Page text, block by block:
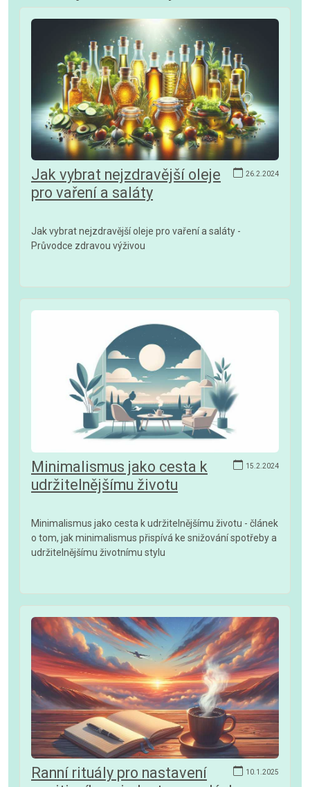
26.2.2024
Jak vybrat nejzdravější oleje
pro vaření a saláty
Jak vybrat nejzdravější oleje pro vaření a saláty -
Průvodce zdravou výživou
15.2.2024
Minimalismus jako cesta k
udržitelnějšímu životu
Minimalismus jako cesta k udržitelnějšímu životu - článek
o tom, jak minimalismus přispívá ke snižování spotřeby a
udržitelnějšímu životnímu stylu
10.1.2025
Ranní rituály pro nastavení